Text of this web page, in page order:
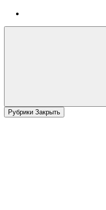
Рубрики Закрыть